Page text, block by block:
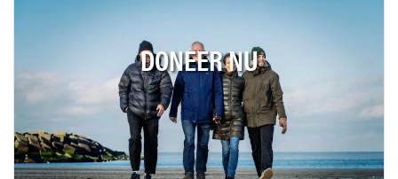
DONEER NU